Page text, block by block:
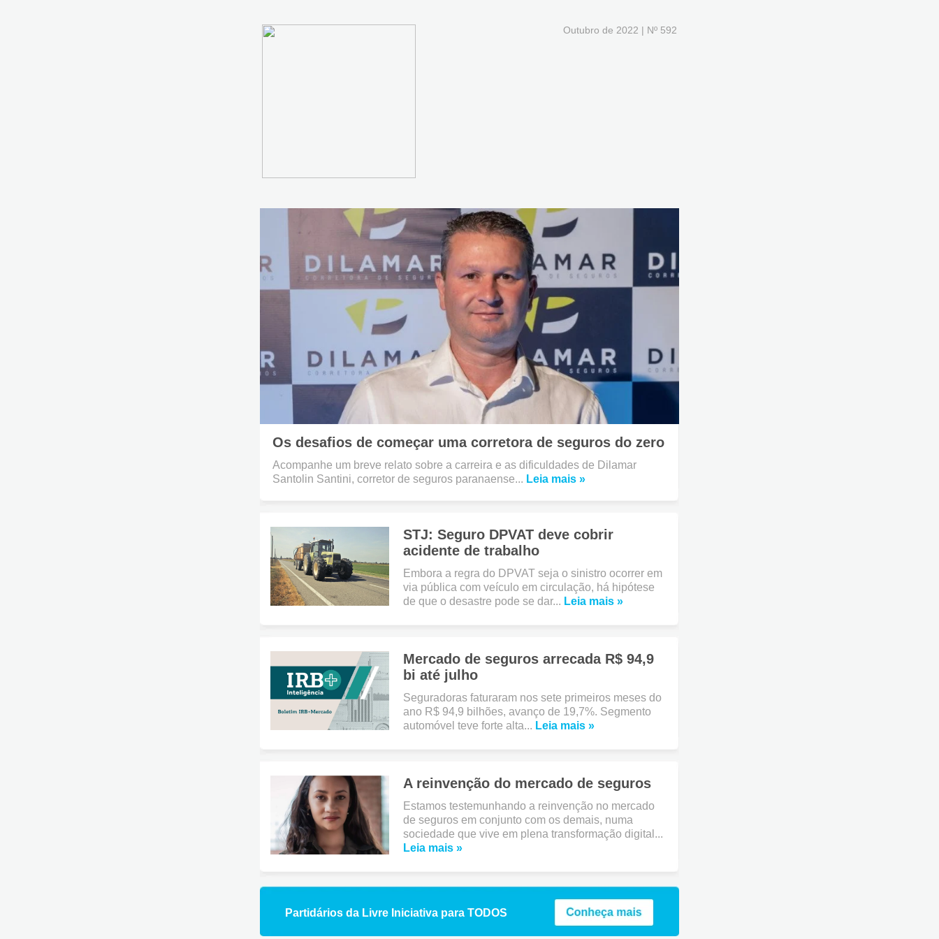
Outubro de 2022 | Nº 592
Os desafios de começar uma corretora de seguros do zero
Acompanhe um breve relato sobre a carreira e as dificuldades de Dilamar
Santolin Santini, corretor de seguros paranaense... Leia mais »
STJ: Seguro DPVAT deve cobrir
acidente de trabalho
Embora a regra do DPVAT seja o sinistro ocorrer em
via pública com veículo em circulação, há hipótese
de que o desastre pode se dar... Leia mais »
Mercado de seguros arrecada R$ 94,9
bi até julho
Seguradoras faturaram nos sete primeiros meses do
ano R$ 94,9 bilhões, avanço de 19,7%. Segmento
automóvel teve forte alta... Leia mais »
A reinvenção do mercado de seguros
Estamos testemunhando a reinvenção no mercado
de seguros em conjunto com os demais, numa
sociedade que vive em plena transformação digital...
Leia mais »
Partidários da Livre Iniciativa para TODOS